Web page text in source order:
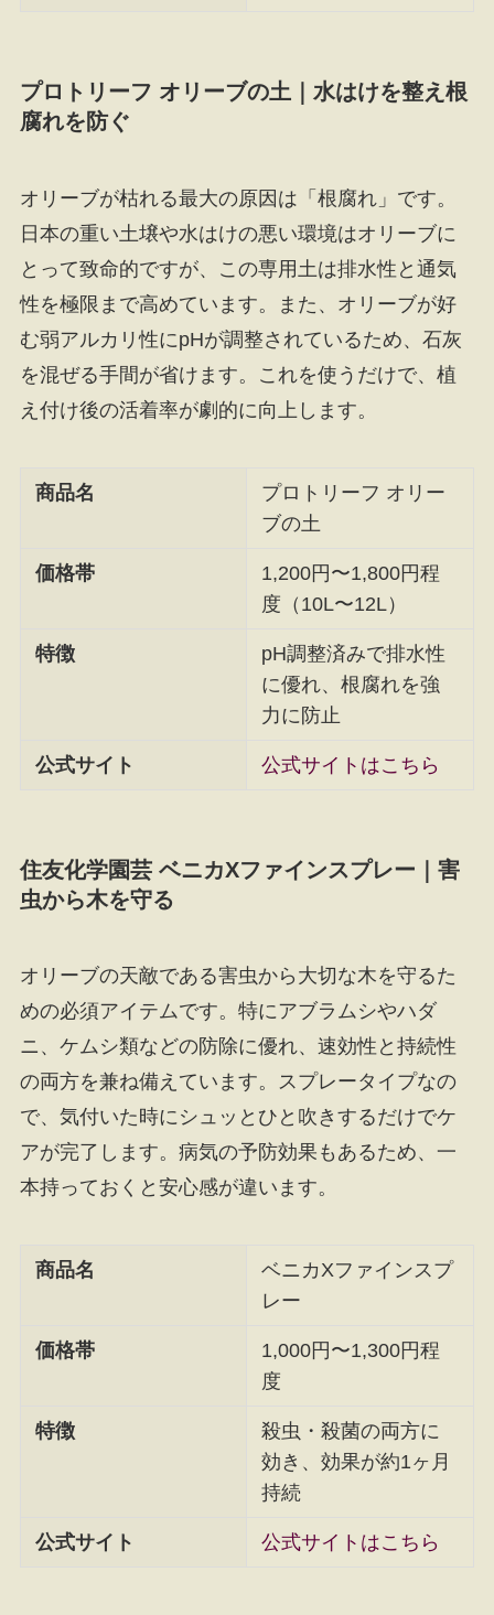
プロトリーフ オリーブの土｜水はけを整え根
腐れを防ぐ
オリーブが枯れる最大の原因は「根腐れ」です。
日本の重い土壌や水はけの悪い環境はオリーブに
とって致命的ですが、この専用土は排水性と通気
性を極限まで高めています。また、オリーブが好
む弱アルカリ性にpHが調整されているため、石灰
を混ぜる手間が省けます。これを使うだけで、植
え付け後の活着率が劇的に向上します。
商品名
プロトリーフ オリー
ブの土
価格帯
1,200円〜1,800円程
度（10L〜12L）
特徴
pH調整済みで排水性
に優れ、根腐れを強
力に防止
公式サイト 公式サイトはこちら
住友化学園芸 ベニカXファインスプレー｜害
虫から木を守る
オリーブの天敵である害虫から大切な木を守るた
めの必須アイテムです。特にアブラムシやハダ
ニ、ケムシ類などの防除に優れ、速効性と持続性
の両方を兼ね備えています。スプレータイプなの
で、気付いた時にシュッとひと吹きするだけでケ
アが完了します。病気の予防効果もあるため、一
本持っておくと安心感が違います。
商品名
ベニカXファインスプ
レー
価格帯
1,000円〜1,300円程
度
特徴
殺虫・殺菌の両方に
効き、効果が約1ヶ月
持続
公式サイト 公式サイトはこちら